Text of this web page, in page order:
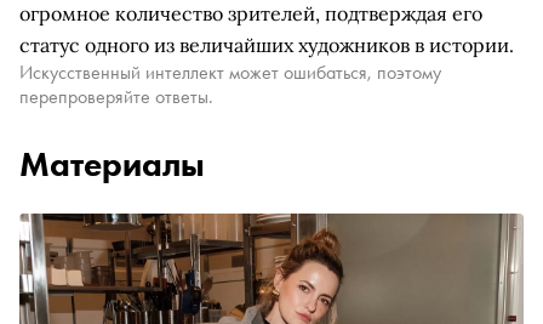
огромное количество зрителей, подтверждая его
статус одного из величайших художников в истории.
Искусственный интеллект может ошибаться, поэтому
перепроверяйте ответы.
Материалы